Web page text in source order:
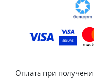
Оплата при